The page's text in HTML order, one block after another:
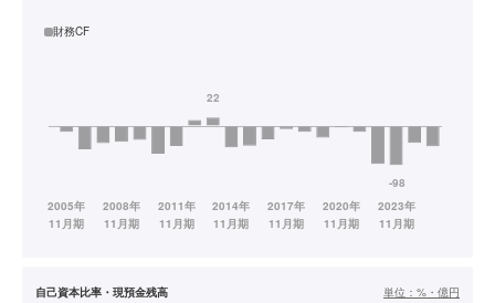
財務CF
自己資本比率・現預金残高 単位： %・億円